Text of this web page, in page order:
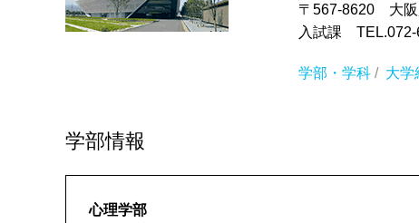
〒567-8620 大阪
入試課 TEL.072-
学部・学科/ 大学
学部情報
心理学部